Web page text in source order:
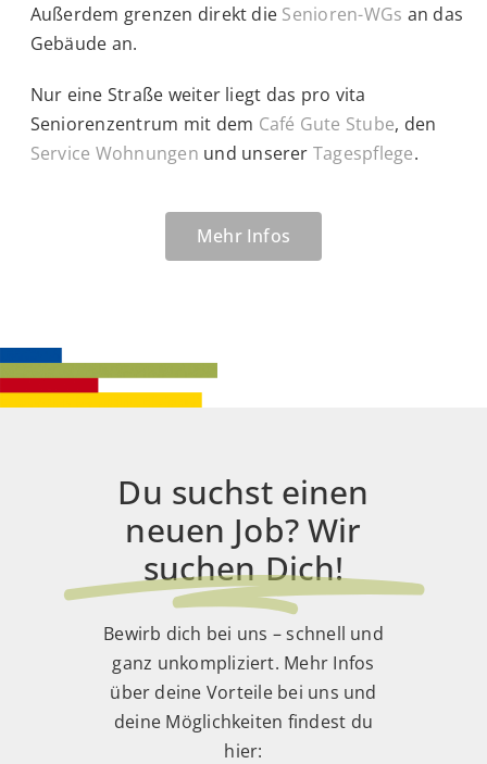
Außerdem grenzen direkt die Senioren-WGs an das
Gebäude an.
Nur eine Straße weiter liegt das pro vita
Seniorenzentrum mit dem Café Gute Stube, den
Service Wohnungen und unserer Tagespflege.
Mehr Infos
Du suchst einen
neuen Job? Wir
suchen Dich!
Bewirb dich bei uns – schnell und
ganz unkompliziert. Mehr Infos
über deine Vorteile bei uns und
deine Möglichkeiten findest du
hier: